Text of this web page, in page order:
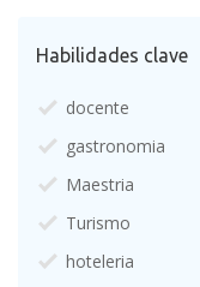
Habilidades clave
docente
gastronomia
Maestria
Turismo
hoteleria